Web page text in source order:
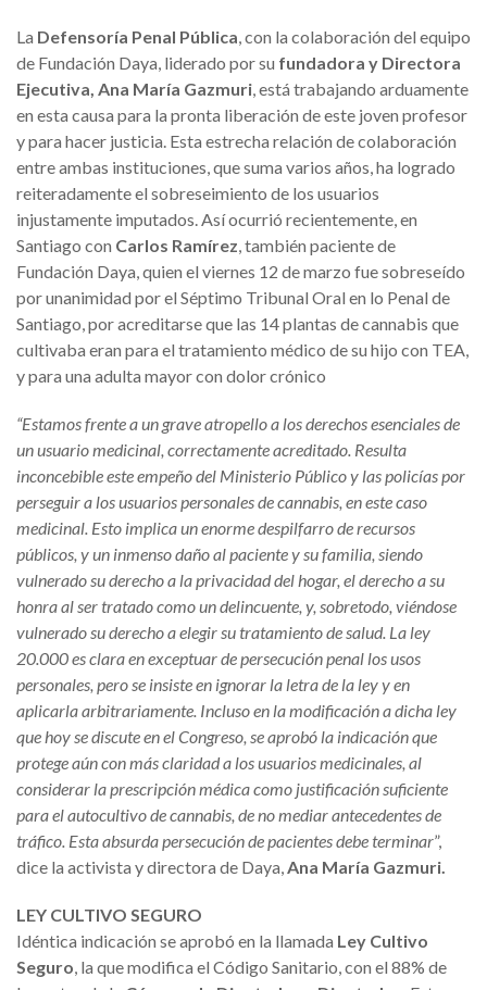
La Defensoría Penal Pública , con la colaboración del equipo
de Fundación Daya, liderado por su fundadora y Directora
Ejecutiva, Ana María Gazmuri , está trabajando arduamente
en esta causa para la pronta liberación de este joven profesor
y para hacer justicia. Esta estrecha relación de colaboración
entre ambas instituciones, que suma varios años, ha logrado
reiteradamente el sobreseimiento de los usuarios
injustamente imputados. Así ocurrió recientemente, en
Santiago con Carlos Ramírez , también paciente de
Fundación Daya, quien el viernes 12 de marzo fue sobreseído
por unanimidad por el Séptimo Tribunal Oral en lo Penal de
Santiago, por acreditarse que las 14 plantas de cannabis que
cultivaba eran para el tratamiento médico de su hijo con TEA,
y para una adulta mayor con dolor crónico
“Estamos frente a un grave atropello a los derechos esenciales de
un usuario medicinal, correctamente acreditado. Resulta
inconcebible este empeño del Ministerio Público y las policías por
perseguir a los usuarios personales de cannabis, en este caso
medicinal. Esto implica un enorme despilfarro de recursos
públicos, y un inmenso daño al paciente y su familia, siendo
vulnerado su derecho a la privacidad del hogar, el derecho a su
honra al ser tratado como un delincuente, y, sobretodo, viéndose
vulnerado su derecho a elegir su tratamiento de salud. La ley
20.000 es clara en exceptuar de persecución penal los usos
personales, pero se insiste en ignorar la letra de la ley y en
aplicarla arbitrariamente. Incluso en la modificación a dicha ley
que hoy se discute en el Congreso, se aprobó la indicación que
protege aún con más claridad a los usuarios medicinales, al
considerar la prescripción médica como justificación suficiente
para el autocultivo de cannabis, de no mediar antecedentes de
tráfico. Esta absurda persecución de pacientes debe terminar”,
dice la activista y directora de Daya, Ana María Gazmuri.
LEY CULTIVO SEGURO
Idéntica indicación se aprobó en la llamada Ley Cultivo
Seguro , la que modifica el Código Sanitario, con el 88% de